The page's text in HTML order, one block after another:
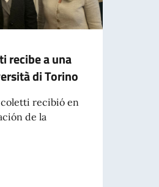
recibe a una
di Torino
recibió en
de la
a una delegación de la Università di